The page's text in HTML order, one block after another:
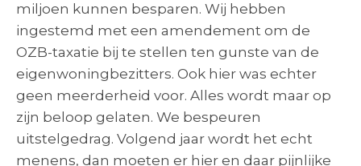
miljoen kunnen besparen. Wij hebben
ingestemd met een amendement om de
OZB-taxatie bij te stellen ten gunste van de
eigenwoningbezitters. Ook hier was echter
geen meerderheid voor. Alles wordt maar op
zijn beloop gelaten. We bespeuren
uitstelgedrag. Volgend jaar wordt het echt
menens, dan moeten er hier en daar pijnlijke